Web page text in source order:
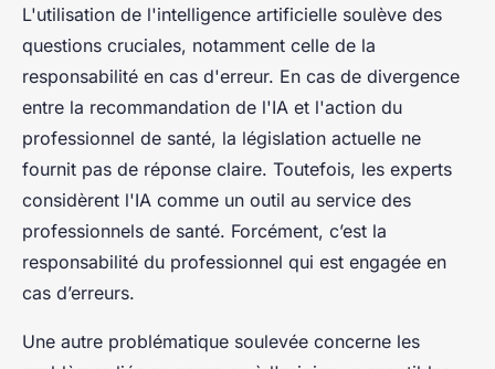
L'utilisation de l'intelligence artificielle soulève des
questions cruciales, notamment celle de la
responsabilité en cas d'erreur. En cas de divergence
entre la recommandation de l'IA et l'action du
professionnel de santé, la législation actuelle ne
fournit pas de réponse claire. Toutefois, les experts
considèrent l'IA comme un outil au service des
professionnels de santé. Forcément, c’est la
responsabilité du professionnel qui est engagée en
cas d’erreurs.
Une autre problématique soulevée concerne les